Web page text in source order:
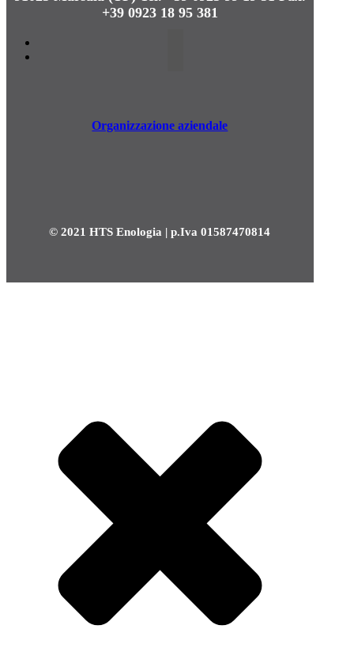
+39 0923 18 95 381
Organizzazione aziendale
© 2021 HTS Enologia | p.Iva 01587470814